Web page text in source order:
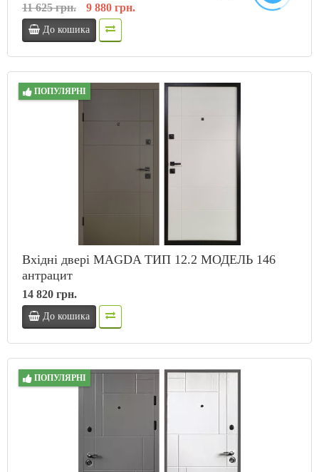
11 625 грн. 9 880 грн.
До кошика
ПОПУЛЯРНІ
Вхідні двері MAGDA ТИП 12.2 МОДЕЛЬ 146
антрацит
14 820 грн.
До кошика
ПОПУЛЯРНІ